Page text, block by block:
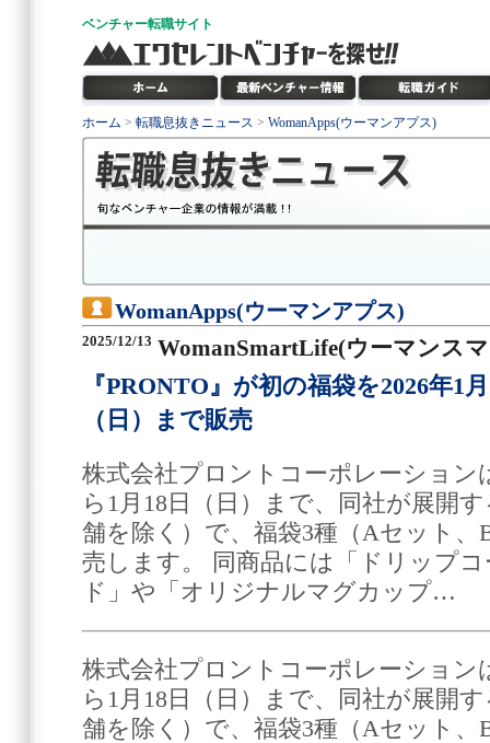
ベンチャー転職サイト
ホーム > 転職息抜きニュース > WomanApps(ウーマンアプス)
WomanApps(ウーマンアプス)
2025/12/13 WomanSmartLife(ウーマンス
『PRONTO』が初の福袋を2026年1
（日）まで販売
株式会社プロントコーポレーション
ら1月18日（日）まで、同社が展開
舗を除く）で、福袋3種（Aセット
売します。 同商品には「ドリップ
ド」や「オリジナルマグカップ…
株式会社プロントコーポレーション
ら1月18日（日）まで、同社が展開
舗を除く）で、福袋3種（Aセット